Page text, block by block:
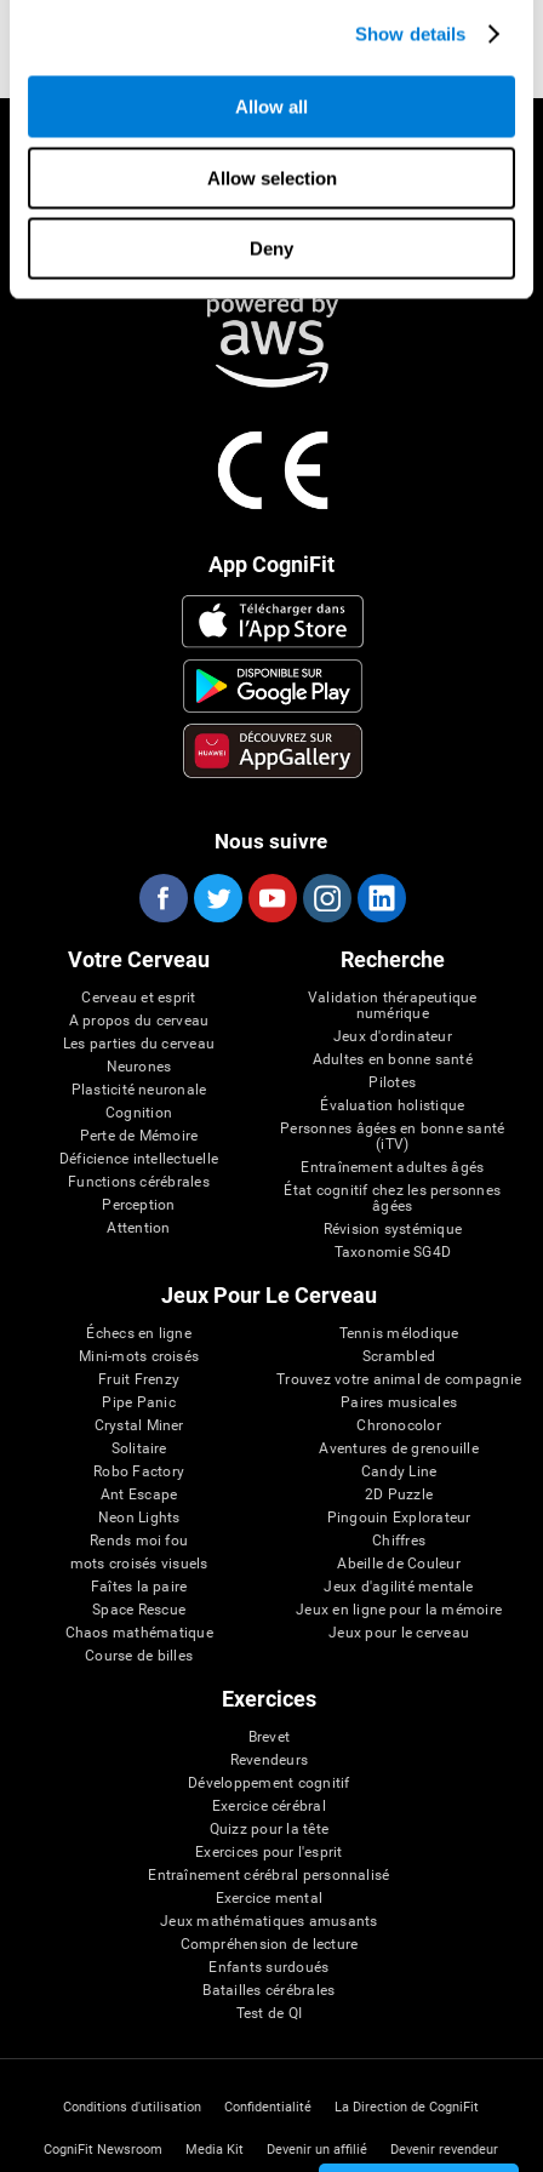
Show details
Allow all
Allow selection
Deny
App CogniFit
Nous suivre
Votre Cerveau
Cerveau et esprit
A propos du cerveau
Les parties du cerveau
Neurones
Plasticité neuronale
Cognition
Perte de Mémoire
Déficience intellectuelle
Functions cérébrales
Perception
Attention
Recherche
Validation thérapeutique
numérique
Jeux d'ordinateur
Adultes en bonne santé
Pilotes
Évaluation holistique
Personnes âgées en bonne santé
(iTV)
Entraînement adultes âgés
État cognitif chez les personnes
âgées
Révision systémique
Taxonomie SG4D
Jeux Pour Le Cerveau
Échecs en ligne
Mini-mots croisés
Fruit Frenzy
Pipe Panic
Crystal Miner
Solitaire
Robo Factory
Ant Escape
Neon Lights
Rends moi fou
mots croisés visuels
Faîtes la paire
Space Rescue
Chaos mathématique
Course de billes
Tennis mélodique
Scrambled
Trouvez votre animal de compagnie
Paires musicales
Chronocolor
Aventures de grenouille
Candy Line
2D Puzzle
Pingouin Explorateur
Chiffres
Abeille de Couleur
Jeux d'agilité mentale
Jeux en ligne pour la mémoire
Jeux pour le cerveau
Exercices
Brevet
Revendeurs
Développement cognitif
Exercice cérébral
Quizz pour la tête
Exercices pour l'esprit
Entraînement cérébral personnalisé
Exercice mental
Jeux mathématiques amusants
Compréhension de lecture
Enfants surdoués
Batailles cérébrales
Test de QI
Conditions d'utilisation Confidentialité La Direction de CogniFit
CogniFit Newsroom Media Kit Devenir un affilié Devenir revendeur